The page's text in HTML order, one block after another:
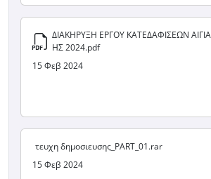
ΔΙΑΚΗΡΥΞΗ ΕΡΓΟΥ ΚΑΤΕΔΑΦΙΣΕΩΝ
ΗΣ 2024.pdf
15 Φεβ 2024
τευχη δημοσιευσης_PART_01.rar
15 Φεβ 2024